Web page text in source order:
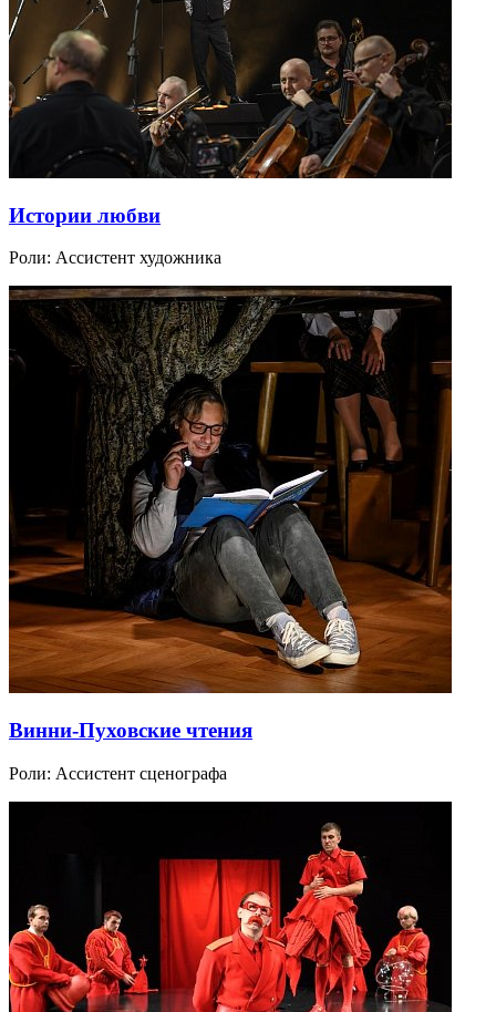
Истории любви
Роли: Ассистент художника
Винни-Пуховские чтения
Роли: Ассистент сценографа